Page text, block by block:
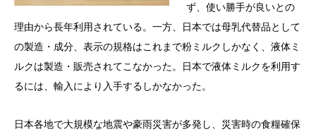
ず、使い勝手が良いとの
理由から長年利用されている。一方、日本では母乳代替品として
の製造・成分、表示の規格はこれまで粉ミルクしかなく、液体ミ
ルクは製造・販売されてこなかった。日本で液体ミルクを利用す
るには、輸入により入手するしかなかった。
日本各地で大規模な地震や豪雨災害が多発し、災害時の食糧確保